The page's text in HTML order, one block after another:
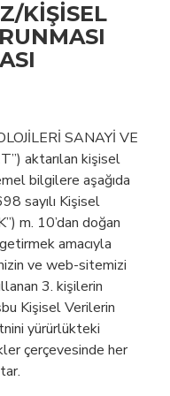
KİŞİSEL
SANAYİ VE
aktarılan kişisel
bilgilere aşağıda
sayılı Kişisel
m. 10’dan doğan
amacıyla
ve web-sitemizi
3. kişilerin
Kişisel Verilerin
yürürlükteki
çerçevesinde her